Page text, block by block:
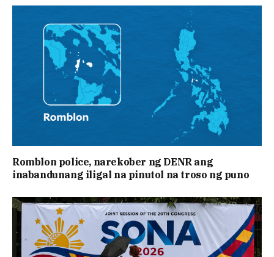
Romblon police, narekober ng DENR ang
inabandunang iligal na pinutol na troso ng puno